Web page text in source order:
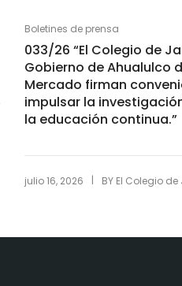
Boletines de prensa
033/26 “El Colegio de
Gobierno de Ahualulco
Mercado firman
impulsar la
la educación continua.”
julio 16, 2026 | BY El Colegio